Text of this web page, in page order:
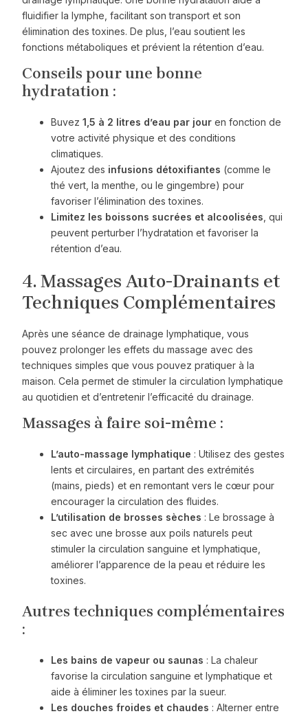
fluidifier la lymphe, facilitant son transport et son
élimination des toxines. De plus, l’eau soutient les
fonctions métaboliques et prévient la rétention d’eau.
Conseils pour une bonne
hydratation :
Buvez 1,5 à 2 litres d’eau par jouren fonction de
votre activité physique et des conditions
climatiques.
Ajoutez des infusions détoxifiantes (comme le
thé vert, la menthe, ou le gingembre) pour
favoriser l’élimination des toxines.
Limitez les boissons sucrées et alcoolisées , qui
peuvent perturber l’hydratation et favoriser la
rétention d’eau.
4. Massages Auto-Drainants et
Techniques Complémentaires
Après une séance de drainage lymphatique, vous
pouvez prolonger les effets du massage avec des
techniques simples que vous pouvez pratiquer à la
maison. Cela permet de stimuler la circulation lymphatique
au quotidien et d’entretenir l’efficacité du drainage.
Massages à faire soi-même :
L’auto-massage lymphatique : Utilisez des gestes
lents et circulaires, en partant des extrémités
(mains, pieds) et en remontant vers le cœur pour
encourager la circulation des fluides.
L’utilisation de brosses sèches : Le brossage à
sec avec une brosse aux poils naturels peut
stimuler la circulation sanguine et lymphatique,
améliorer l’apparence de la peau et réduire les
toxines.
Autres techniques complémentaires
:
Les bains de vapeur ou saunas : La chaleur
favorise la circulation sanguine et lymphatique et
aide à éliminer les toxines par la sueur.
Les douches froides et chaudes : Alterner entre